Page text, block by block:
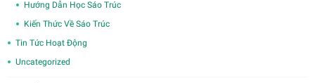
Hướng Dẫn Học Sáo Trúc
Kiến Thức Về Sáo Trúc
Tin Tức Hoạt Động
Uncategorized